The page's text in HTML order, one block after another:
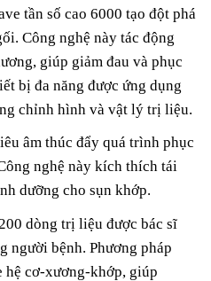
tần số cao 6000 tạo đột phá
Công nghệ này tác động
giúp giảm đau và phục
bị đa năng được ứng dụng
chỉnh hình và vật lý trị liệu.
âm thúc đẩy quá trình phục
nghệ này kích thích tái
dưỡng cho sụn khớp.
dòng trị liệu được bác sĩ
người bệnh. Phương pháp
hệ cơ-xương-khớp, giúp